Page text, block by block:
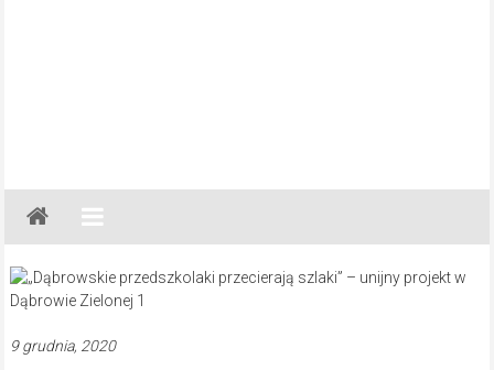
Gazeta
Regionalna
Częstochowa,
Kłobuck,
Myszków
9 grudnia, 2020